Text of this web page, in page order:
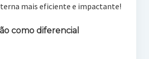
mais eficiente e impactante!
como diferencial